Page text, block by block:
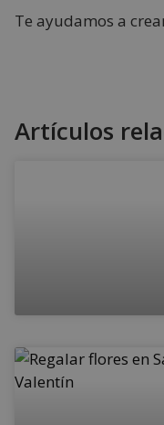
Te ayudamos a
Artículos